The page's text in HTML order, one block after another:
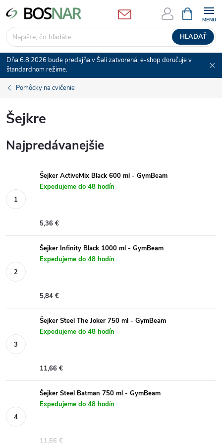
Prejsť
na
obsah
HĽADAŤ
KOŠÍK
Dňa 6.8.2026 bude predajňa v Šali zatvorená, e-shop doručuje v
štandardnom režime.
Pomôcky na cvičenie
Šejkre
Najpredávanejšie
Šejker ActiveMix Black 600 ml - GymBeam
Expedujeme do 48 hodín
5,36 €
Šejker Infinity Black 1000 ml - GymBeam
Expedujeme do 48 hodín
5,84 €
Šejker Steel The Joker 750 ml - GymBeam
Expedujeme do 48 hodín
11,66 €
Šejker Steel Batman 750 ml - GymBeam
Expedujeme do 48 hodín
11,66 €